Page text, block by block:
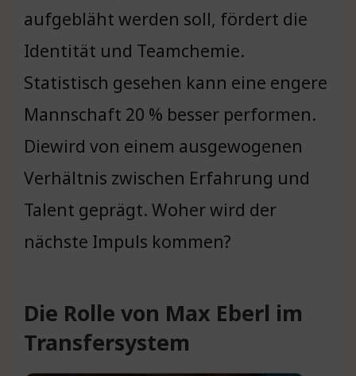
aufgebläht werden soll, fördert die
Identität und Teamchemie.
Statistisch gesehen kann eine engere
Mannschaft 20 % besser performen.
Diewird von einem ausgewogenen
Verhältnis zwischen Erfahrung und
Talent geprägt. Woher wird der
nächste Impuls kommen?
Die Rolle von Max Eberl im
Transfersystem